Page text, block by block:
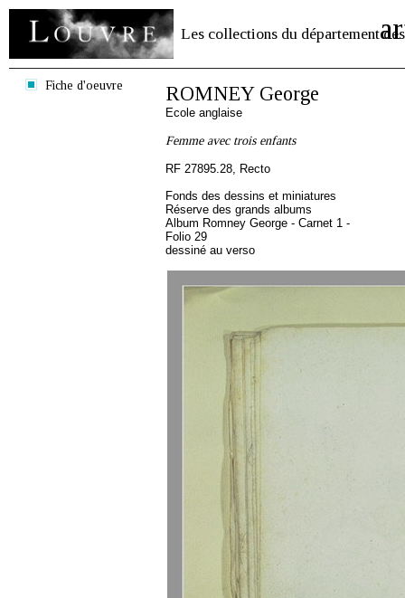
Les collections du département des
Fiche d'oeuvre ROMNEY George
Ecole anglaise
Femme avec trois enfants
RF 27895.28, Recto
Fonds des dessins et miniatures
Réserve des grands albums
Album Romney George - Carnet 1 -
Folio 29
dessiné au verso